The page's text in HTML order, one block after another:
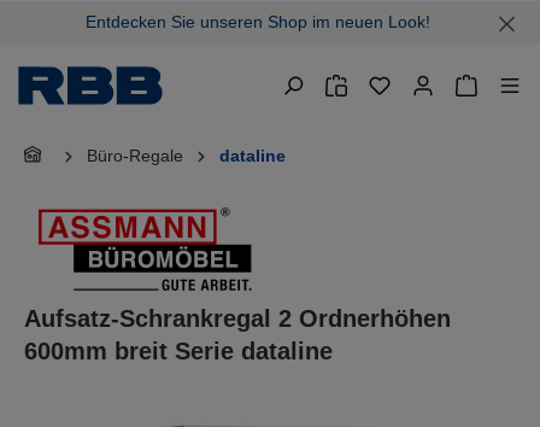
springenEntdecken Sie unseren Shop im neuen Look!
Büro-Regale dataline
Aufsatz-Schrankregal 2 Ordnerhöhen
600mm breit Serie dataline